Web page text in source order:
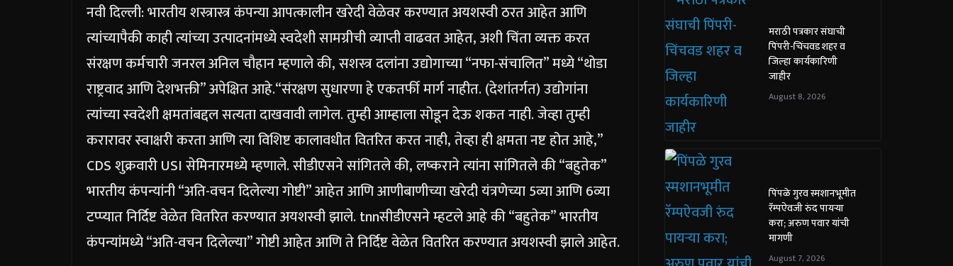
नवी दिल्ली: भारतीय शस्त्रास्त्र कंपन्या आपत्कालीन खरेदी वेळेवर करण्यात अयशस्वी ठरत आहेत आणि
त्यांच्यापैकी काही त्यांच्या उत्पादनांमध्ये स्वदेशी सामग्रीची व्याप्ती वाढवत आहेत, अशी चिंता व्यक्त करत
संरक्षण कर्मचारी जनरल अनिल चौहान म्हणाले की, सशस्त्र दलांना उद्योगाच्या “नफा-संचालित” मध्ये “थोडा
राष्ट्रवाद आणि देशभक्ती” अपेक्षित आहे.“संरक्षण सुधारणा हे एकतर्फी मार्ग नाहीत. (देशांतर्गत) उद्योगांना
त्यांच्या स्वदेशी क्षमतांबद्दल सत्यता दाखवावी लागेल. तुम्ही आम्हाला सोडून देऊ शकत नाही. जेव्हा तुम्ही
करारावर स्वाक्षरी करता आणि त्या विशिष्ट कालावधीत वितरित करत नाही, तेव्हा ही क्षमता नष्ट होत आहे,”
CDS शुक्रवारी USI सेमिनारमध्ये म्हणाले. सीडीएसने सांगितले की, लष्कराने त्यांना सांगितले की “बहुतेक”
भारतीय कंपन्यांनी “अति-वचन दिलेल्या गोष्टी” आहेत आणि आणीबाणीच्या खरेदी यंत्रणेच्या 5व्या आणि 6व्या
टप्प्यात निर्दिष्ट वेळेत वितरित करण्यात अयशस्वी झाले. tnnसीडीएसने म्हटले आहे की “बहुतेक” भारतीय
कंपन्यांमध्ये “अति-वचन दिलेल्या” गोष्टी आहेत आणि ते निर्दिष्ट वेळेत वितरित करण्यात अयशस्वी झाले आहेत.
मराठी पत्रकार संघाची
पिंपरी-चिंचवड शहर व
जिल्हा कार्यकारिणी
जाहीर
August 8, 2026
पिंपळे गुरव स्मशानभूमीत
रॅम्पऐवजी रुंद पायऱ्या
करा; अरुण पवार यांची
मागणी
August 7, 2026